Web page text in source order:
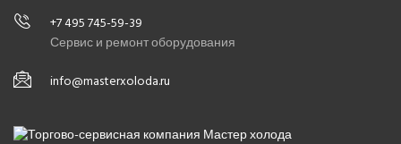
+7 495 745-59-39
Сервис и ремонт оборудования
info@masterxoloda.ru